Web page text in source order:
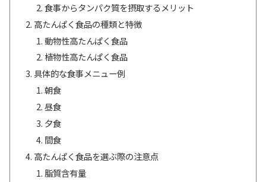
食事からタンパク質を摂取するメリット
高たんぱく食品の種類と特徴
動物性高たんぱく食品
植物性高たんぱく食品
具体的な食事メニュー例
朝食
昼食
夕食
間食
高たんぱく食品を選ぶ際の注意点
脂質含有量